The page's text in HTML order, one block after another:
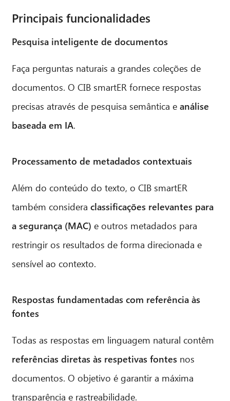
Principais funcionalidades
Pesquisa inteligente de documentos
Faça perguntas naturais a grandes coleções de
documentos. O CIB smartER fornece respostas
precisas através de pesquisa semântica eanálise
baseada em IA.
Processamento de metadados contextuais
Além do conteúdo do texto, o CIB smartER
também consideraclassificações relevantes para
a segurança (MAC) e outros metadados para
restringir os resultados de forma direcionada e
sensível ao contexto.
Respostas fundamentadas com referência às
fontes
Todas as respostas em linguagem natural contêm
referências diretas às respetivas fontes nos
documentos. O objetivo é garantir a máxima
transparência e rastreabilidade.